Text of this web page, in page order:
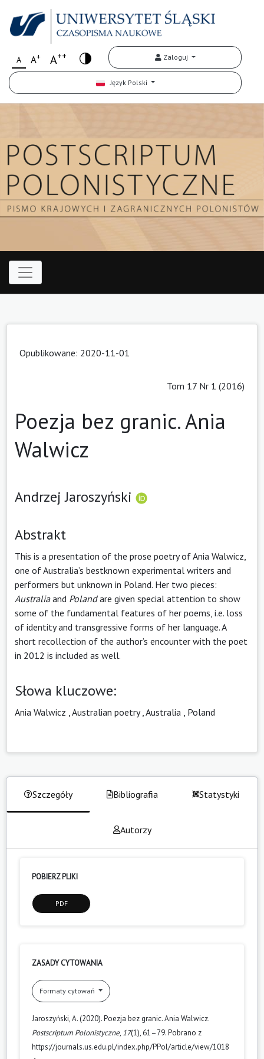
A A+ A++ Zaloguj
Język Polski
Opublikowane: 2020-11-01
Tom 17 Nr 1 (2016)
Poezja bez granic. Ania
Walwicz
Andrzej Jaroszyński
Abstrakt
This is a presentation of the prose poetry of Ania Walwicz,
one of Australia’s best­known experimental writers and
performers but unknown in Poland. Her two pieces:
Australiaand Polandare given special attention to show
some of the fundamental features of her poems, i.e. loss
of identity and transgressive forms of her language. A
short recollection of the author’s encounter with the poet
in 2012 is included as well.
Słowa kluczowe:
Ania Walwicz Australian poetry, Australia Poland
Szczegóły Bibliografia Statystyki
Autorzy
POBIERZ PLIKI
PDF
ZASADY CYTOWANIA
Formaty cytowań
Jaroszyński, A. (2020). Poezja bez granic. Ania Walwicz.
Postscriptum Polonistyczne, 17(1), 61–79. Pobrano z
https://journals.us.edu.pl/index.php/PPol/article/view/1018